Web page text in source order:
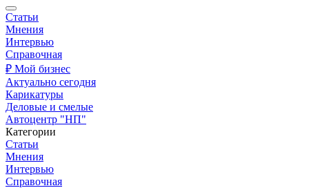
Статьи
Мнения
Интервью
Справочная
₽ Мой бизнес
Актуально сегодня
Карикатуры
Деловые и смелые
Автоцентр "НП"
Категории
Статьи
Мнения
Интервью
Справочная